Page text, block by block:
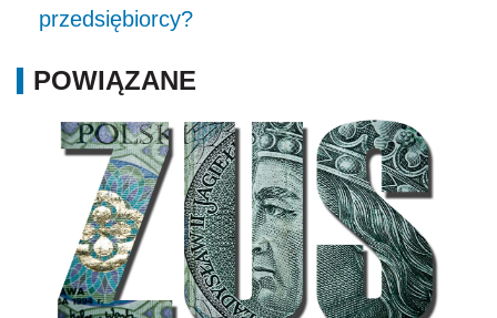
przedsiębiorcy?
POWIĄZANE